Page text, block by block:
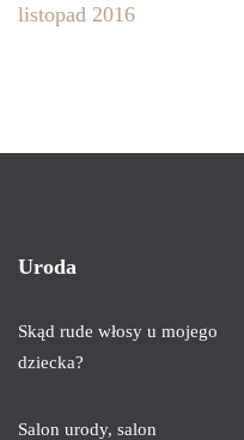
listopad 2016
Uroda
Skąd rude włosy u mojego
dziecka?
Salon urody, salon